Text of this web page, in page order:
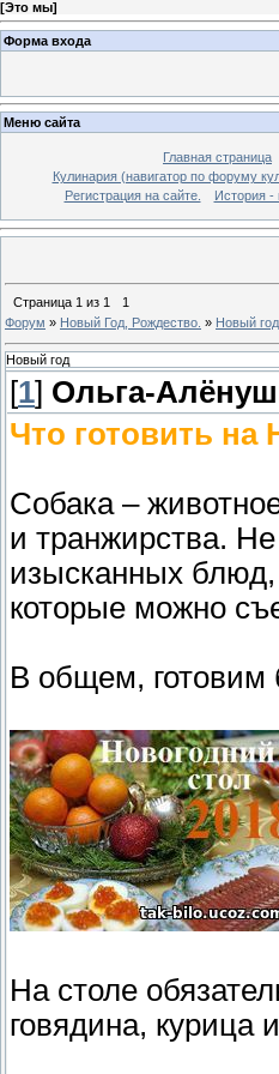
[Это мы]
Форма входа
Меню сайта
Главная страница
Кулинария (навигатор по форуму
Регистрация на сайте.
История -
Страница 1 из 1
1
Форум » Новый Год, Рождество. » Новый год
Новый год
[1] Ольга-
Что готовить
Собака –
и транжирства.
изысканных блюд,
которые можно
В общем, готовим
На столе
говядина, курица